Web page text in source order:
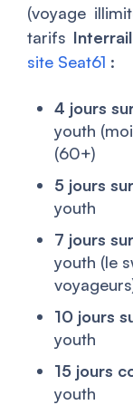
(voyage
tarifs
site Seat61 :
4 jours
youth
(60+)
5 jours
youth
7 jours
youth (le
10 jours
youth
15 jours
youth